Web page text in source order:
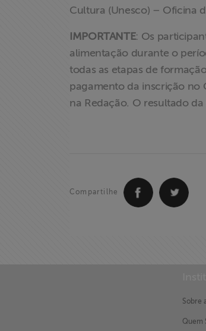
Cultura (Unesco) – Oficina
IMPORTANTE: Os
alimentação durante o
todas as etapas de
pagamento da inscrição no
na Redação. O resultado
Compartilhe
Sobre
Quem